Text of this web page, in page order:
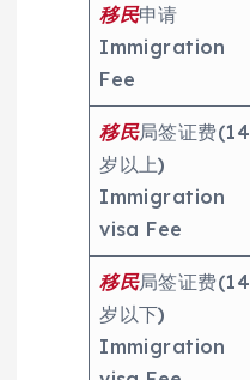
移民申请
Immigration
Fee
移民局签证费(14
岁以上)
Immigration
visa Fee
移民局签证费(14
岁以下)
Immigration